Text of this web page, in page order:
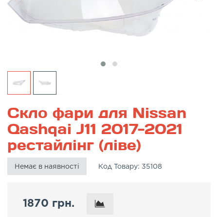
Скло фари для Nissan
Qashqai J11 2017-2021
рестайлінг (ліве)
Немає в наявності Код Товару: 35108
1870 грн.